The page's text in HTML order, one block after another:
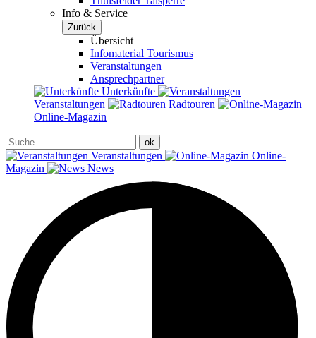
Info & Service
Zurück
Übersicht
Infomaterial Tourismus
Veranstaltungen
Ansprechpartner
Unterkünfte
Veranstaltungen
Radtouren
Online-Magazin
Veranstaltungen
Online-
Magazin
News